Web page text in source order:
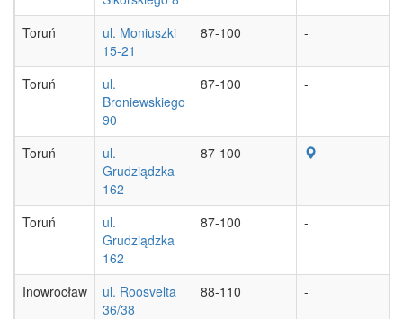
Toruń
ul. Moniuszki
15-21
87-100 -
Toruń
ul.
Broniewskiego
90
87-100 -
Toruń
ul.
Grudziądzka
162
87-100
Toruń
ul.
Grudziądzka
162
87-100 -
Inowrocław
ul. Roosvelta
36/38
88-110 -